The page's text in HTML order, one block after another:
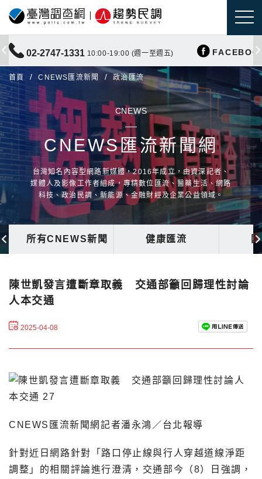
02-2747-1331 10:00-19:00 (週一至週五)
首頁 CNEWS匯流新聞 政治匯流
CNEWS
CNEWS匯流新聞網
台灣知名內容型網路新媒體，2016年成立，由資深記者、
媒體人及影像工作者組成，專精數位匯流、醫藥生活、網路
科技、政治民調、新能源、金融財經及企業公益領域。
所有CNEWS新聞 健康匯流
陳世凱發言遭斷章取義 交通部籲回歸理性討論
人本交通
2025-04-08
CNEWS匯流新聞網記者潘永鴻／台北報導
針對近日網路針對「路口停止線與行人穿越道線淨距
調整」的相關評論進行澄清，交通部今（8）日強調，